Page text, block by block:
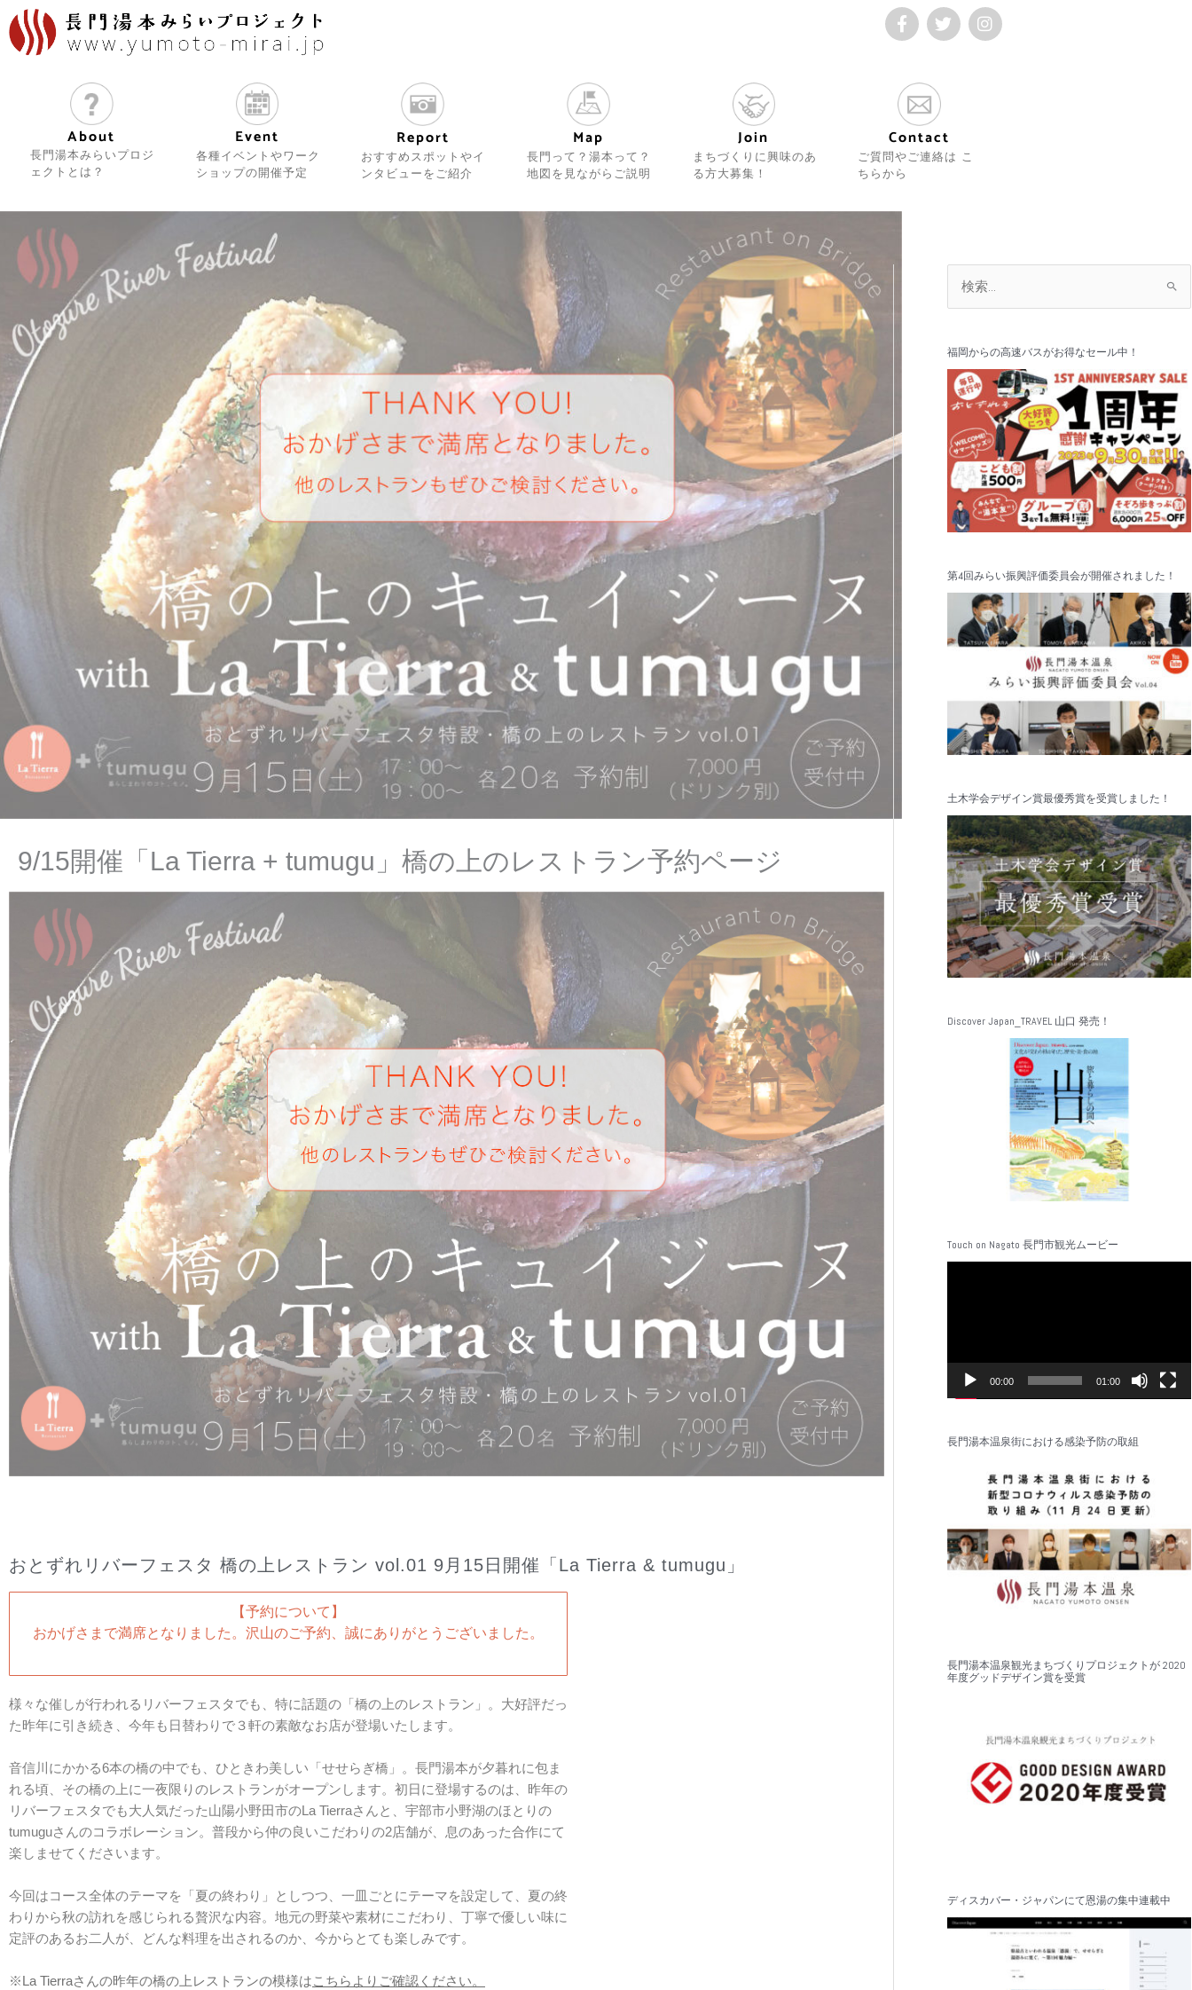
容
F
a
b
o
o
k
T
w
I
n
About
長門湯本みらいプロジ
ェクトとは？
Event
各種イベントやワーク
ショップの開催予定
Report
おすすめスポットやイ
ンタビューをご紹介
Map
長門って？湯本って？
地図を見ながらご説明
Join
まちづくりに興味のあ
る方大募集！
Contact
ご質問やご連絡は こ
ちらから
9/15開催「La Tierra + tumugu」橋の上のレストラン予約ページ
おとずれリバーフェスタ 橋の上レストラン vol.01 9月15日開催「La Tierra & tumugu」
【予約について】
おかげさまで満席となりました。沢山のご予約、誠にありがとうございました。
様々な催しが行われるリバーフェスタでも、特に話題の「橋の上のレストラン」。大好評だっ
た昨年に引き続き、今年も日替わりで３軒の素敵なお店が登場いたします。
音信川にかかる6本の橋の中でも、ひときわ美しい「せせらぎ橋」。長門湯本が夕暮れに包ま
れる頃、その橋の上に一夜限りのレストランがオープンします。初日に登場するのは、昨年の
リバーフェスタでも大人気だった山陽小野田市のLa Tierraさんと、宇部市小野湖のほとりの
tumuguさんのコラボレーション。普段から仲の良いこだわりの2店舗が、息のあった合作にて
楽しませてくださいます。
今回はコース全体のテーマを「夏の終わり」としつつ、一皿ごとにテーマを設定して、夏の終
わりから秋の訪れを感じられる贅沢な内容。地元の野菜や素材にこだわり、丁寧で優しい味に
定評のあるお二人が、どんな料理を出されるのか、今からとても楽しみです。
※La Tierraさんの昨年の橋の上レストランの模様はこちらよりご確認ください。
索
象
福岡からの高速バスがお得なセール中！
第4回みらい振興評価委員会が開催されました！
土木学会デザイン賞最優秀賞を受賞しました！
Discover Japan_TRAVEL 山口 発売！
Touch on Nagato 長門市観光ムービー
ー
00:00 01:00
長門湯本温泉街における感染予防の取組
長門湯本温泉観光まちづくりプロジェクトが 2020
年度グッドデザイン賞を受賞
ディスカバー・ジャパンにて恩湯の集中連載中
ブ